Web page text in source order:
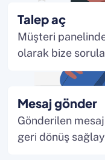
Talep aç
Müşteri
olarak bize
Mesaj gönder
Gönderilen
geri dönüş